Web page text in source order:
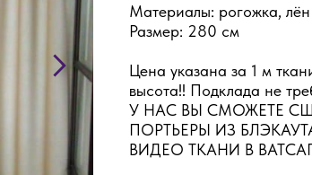
Материалы: рогожка, лён
Размер: 280 см
Цена указана за 1 м
высота!! Подклада не
У НАС ВЫ СМОЖЕТЕ
ПОРТЬЕРЫ ИЗ
ВИДЕО ТКАНИ В